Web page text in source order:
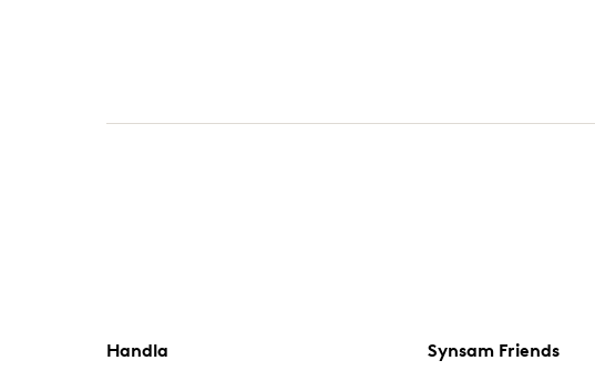
Handla Synsam Friends